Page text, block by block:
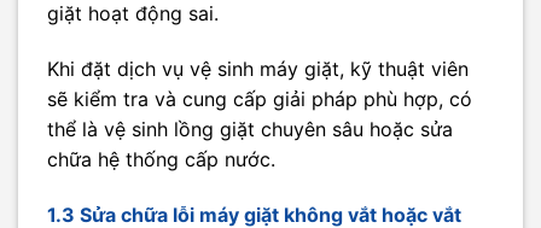
giặt hoạt động sai.
Khi đặt dịch vụ vệ sinh máy giặt, kỹ thuật viên
sẽ kiểm tra và cung cấp giải pháp phù hợp, có
thể là vệ sinh lồng giặt chuyên sâu hoặc sửa
chữa hệ thống cấp nước.
1.3 Sửa chữa lỗi máy giặt không vắt hoặc vắt